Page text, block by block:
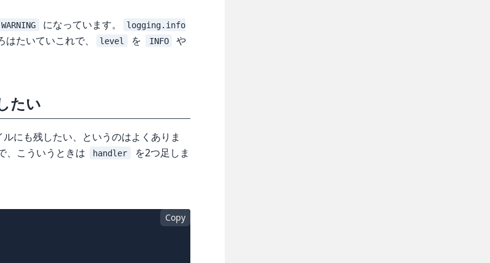
WARNING になっています。
logging.info
たいていこれで、 level を INFO や
たい
にも残したい、というのはよくありま
、こういうときは handler
を2つ足しま
Copy